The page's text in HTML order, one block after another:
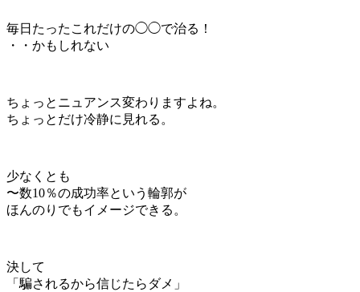
毎日たったこれだけの◯◯で治る！
・・かもしれない
ちょっとニュアンス変わりますよね。
ちょっとだけ冷静に見れる。
少なくとも
〜数10％の成功率という輪郭が
ほんのりでもイメージできる。
決して
「騙されるから信じたらダメ」